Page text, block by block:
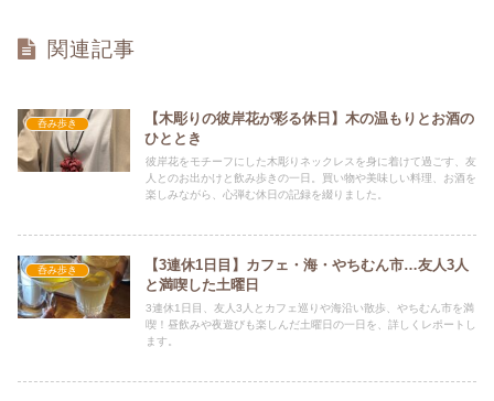
関連記事
呑み歩き
【木彫りの彼岸花が彩る休日】木の温もりとお酒の
ひととき
彼岸花をモチーフにした木彫りネックレスを身に着けて過ごす、友
人とのお出かけと飲み歩きの一日。買い物や美味しい料理、お酒を
楽しみながら、心弾む休日の記録を綴りました。
呑み歩き
【3連休1日目】カフェ・海・やちむん市…友人3人
と満喫した土曜日
3連休1日目、友人3人とカフェ巡りや海沿い散歩、やちむん市を満
喫！昼飲みや夜遊びも楽しんだ土曜日の一日を、詳しくレポートし
ます。